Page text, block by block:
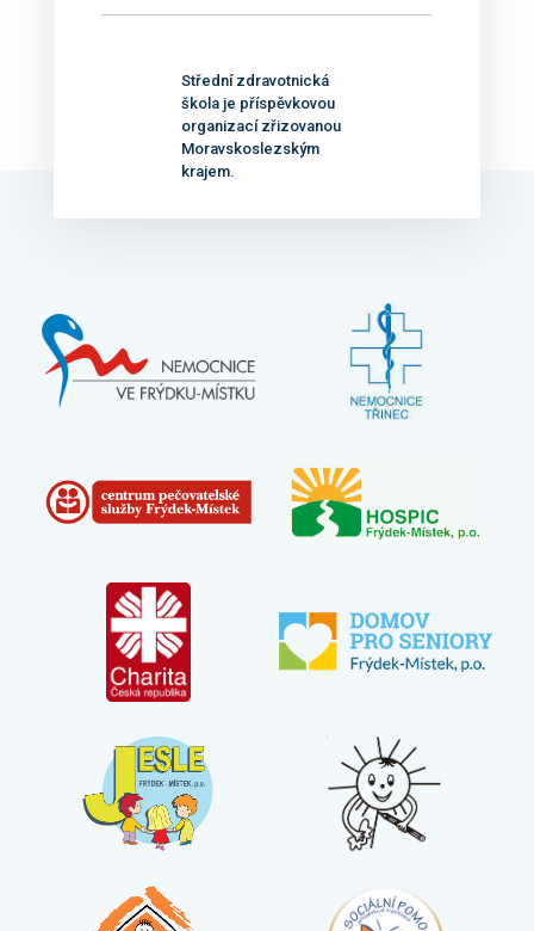
Střední zdravotnická
škola je příspěvkovou
organizací zřizovanou
Moravskoslezským
krajem.